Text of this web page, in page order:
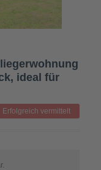
ideal für
Erfolgreich vermittelt